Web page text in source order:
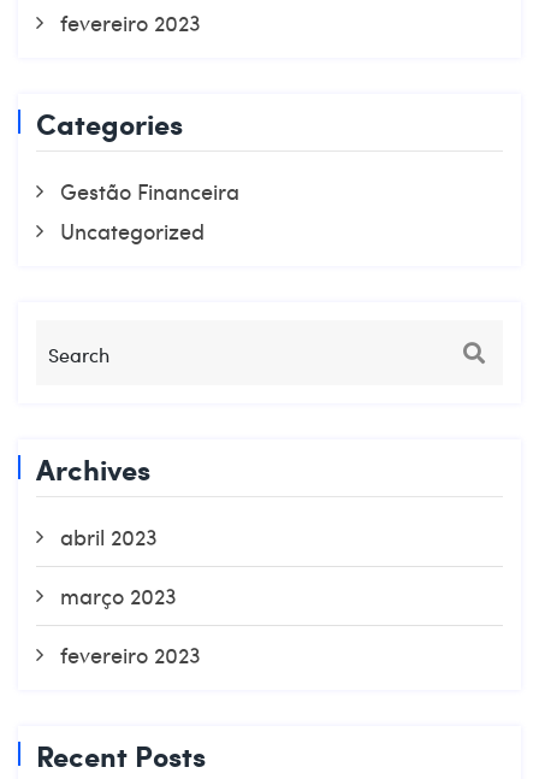
fevereiro 2023
Categories
Gestão Financeira
Uncategorized
Archives
abril 2023
março 2023
fevereiro 2023
Recent Posts